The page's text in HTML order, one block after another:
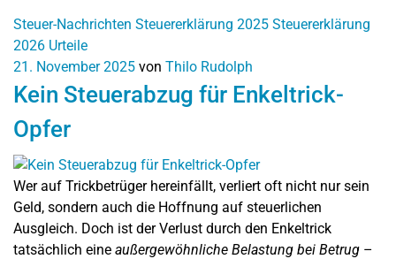
Steuer-Nachrichten Steuererklärung 2025 Steuererklärung
2026 Urteile
21. November 2025 von Thilo Rudolph
Kein Steuerabzug für Enkeltrick-
Opfer
Wer auf Trickbetrüger hereinfällt, verliert oft nicht nur sein
Geld, sondern auch die Hoffnung auf steuerlichen
Ausgleich. Doch ist der Verlust durch den Enkeltrick
tatsächlich eine außergewöhnliche Belastung bei Betrug –